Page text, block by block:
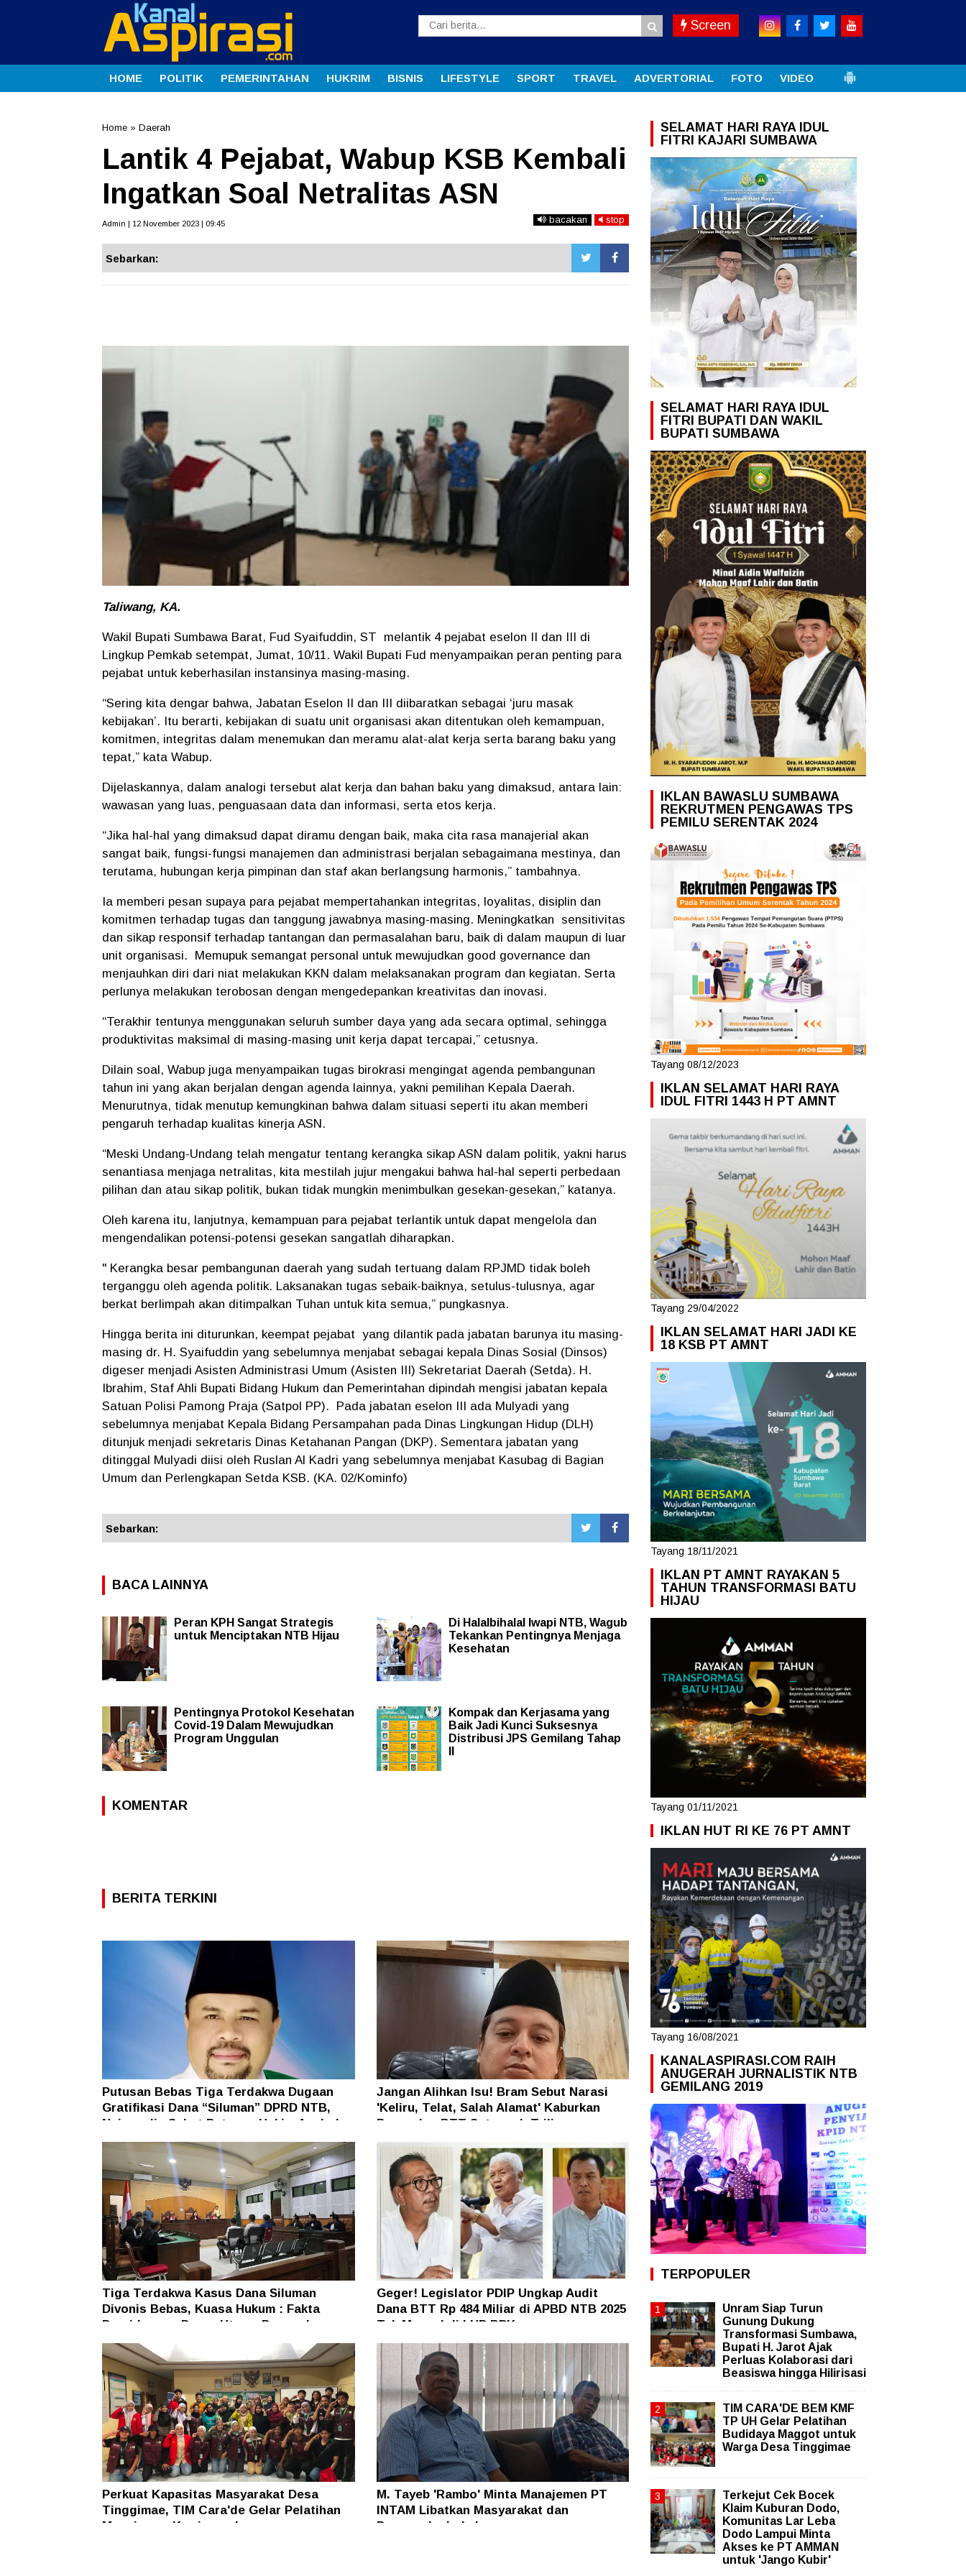
Screen
HOME POLITIK PEMERINTAHAN HUKRIM BISNIS LIFESTYLE SPORT TRAVEL ADVERTORIAL FOTO VIDEO
Home » Daerah
Lantik 4 Pejabat, Wabup KSB Kembali
Ingatkan Soal Netralitas ASN
Admin | 12 November 2023 | 09:45 bacakan stop
Sebarkan:
Taliwang, KA.
Wakil Bupati Sumbawa Barat, Fud Syaifuddin, ST melantik 4 pejabat eselon II dan III di
Lingkup Pemkab setempat, Jumat, 10/11. Wakil Bupati Fud menyampaikan peran penting para
pejabat untuk keberhasilan instansinya masing-masing.
“Sering kita dengar bahwa, Jabatan Eselon II dan III diibaratkan sebagai ‘juru masak
kebijakan’. Itu berarti, kebijakan di suatu unit organisasi akan ditentukan oleh kemampuan,
komitmen, integritas dalam menemukan dan meramu alat-alat kerja serta barang baku yang
tepat,” kata Wabup.
Dijelaskannya, dalam analogi tersebut alat kerja dan bahan baku yang dimaksud, antara lain:
wawasan yang luas, penguasaan data dan informasi, serta etos kerja.
“Jika hal-hal yang dimaksud dapat diramu dengan baik, maka cita rasa manajerial akan
sangat baik, fungsi-fungsi manajemen dan administrasi berjalan sebagaimana mestinya, dan
terutama, hubungan kerja pimpinan dan staf akan berlangsung harmonis,” tambahnya.
Ia memberi pesan supaya para pejabat mempertahankan integritas, loyalitas, disiplin dan
komitmen terhadap tugas dan tanggung jawabnya masing-masing. Meningkatkan sensitivitas
dan sikap responsif terhadap tantangan dan permasalahan baru, baik di dalam maupun di luar
unit organisasi. Memupuk semangat personal untuk mewujudkan good governance dan
menjauhkan diri dari niat melakukan KKN dalam melaksanakan program dan kegiatan. Serta
perlunya melakukan terobosan dengan mengedepankan kreativitas dan inovasi.
“Terakhir tentunya menggunakan seluruh sumber daya yang ada secara optimal, sehingga
produktivitas maksimal di masing-masing unit kerja dapat tercapai,” cetusnya.
Dilain soal, Wabup juga menyampaikan tugas birokrasi mengingat agenda pembangunan
tahun ini yang akan berjalan dengan agenda lainnya, yakni pemilihan Kepala Daerah.
Menurutnya, tidak menutup kemungkinan bahwa dalam situasi seperti itu akan memberi
pengaruh terhadap kualitas kinerja ASN.
“Meski Undang-Undang telah mengatur tentang kerangka sikap ASN dalam politik, yakni harus
senantiasa menjaga netralitas, kita mestilah jujur mengakui bahwa hal-hal seperti perbedaan
pilihan dan atau sikap politik, bukan tidak mungkin menimbulkan gesekan-gesekan,” katanya.
Oleh karena itu, lanjutnya, kemampuan para pejabat terlantik untuk dapat mengelola dan
mengendalikan potensi-potensi gesekan sangatlah diharapkan.
" Kerangka besar pembangunan daerah yang sudah tertuang dalam RPJMD tidak boleh
terganggu oleh agenda politik. Laksanakan tugas sebaik-baiknya, setulus-tulusnya, agar
berkat berlimpah akan ditimpalkan Tuhan untuk kita semua,” pungkasnya.
Hingga berita ini diturunkan, keempat pejabat yang dilantik pada jabatan barunya itu masing-
masing dr. H. Syaifuddin yang sebelumnya menjabat sebagai kepala Dinas Sosial (Dinsos)
digeser menjadi Asisten Administrasi Umum (Asisten III) Sekretariat Daerah (Setda). H.
Ibrahim, Staf Ahli Bupati Bidang Hukum dan Pemerintahan dipindah mengisi jabatan kepala
Satuan Polisi Pamong Praja (Satpol PP). Pada jabatan eselon III ada Mulyadi yang
sebelumnya menjabat Kepala Bidang Persampahan pada Dinas Lingkungan Hidup (DLH)
ditunjuk menjadi sekretaris Dinas Ketahanan Pangan (DKP). Sementara jabatan yang
ditinggal Mulyadi diisi oleh Ruslan Al Kadri yang sebelumnya menjabat Kasubag di Bagian
Umum dan Perlengkapan Setda KSB. (KA. 02/Kominfo)
Sebarkan:
BACA LAINNYA
Peran KPH Sangat Strategis
untuk Menciptakan NTB Hijau
Di Halalbihalal Iwapi NTB, Wagub
Tekankan Pentingnya Menjaga
Kesehatan
Pentingnya Protokol Kesehatan
Covid-19 Dalam Mewujudkan
Program Unggulan
Kompak dan Kerjasama yang
Baik Jadi Kunci Suksesnya
Distribusi JPS Gemilang Tahap
KOMENTAR
BERITA TERKINI
Putusan Bebas Tiga Terdakwa Dugaan
Gratifikasi Dana “Siluman” DPRD NTB,
Najamudin Sebut Putusan Hakim Aneh dan
Ganjil
Jangan Alihkan Isu! Bram Sebut Narasi
'Keliru, Telat, Salah Alamat' Kaburkan
Persoalan BTT Setengah Triliun
Tiga Terdakwa Kasus Dana Siluman
Divonis Bebas, Kuasa Hukum : Fakta
Persidangan Dasar Utama Penegakan
Hukum
Geger! Legislator PDIP Ungkap Audit
Dana BTT Rp 484 Miliar di APBD NTB 2025
Tak Muncul di LHP BPK
Perkuat Kapasitas Masyarakat Desa
Tinggimae, TIM Cara'de Gelar Pelatihan
Manajemen Kewirausahaan
M. Tayeb 'Rambo' Minta Manajemen PT
INTAM Libatkan Masyarakat dan
Pengusaha Lokal
SELAMAT HARI RAYA IDUL
FITRI KAJARI SUMBAWA
SELAMAT HARI RAYA IDUL
FITRI BUPATI DAN WAKIL
BUPATI SUMBAWA
IKLAN BAWASLU SUMBAWA
REKRUTMEN PENGAWAS TPS
PEMILU SERENTAK 2024
Tayang 08/12/2023
IKLAN SELAMAT HARI RAYA
IDUL FITRI 1443 H PT AMNT
Tayang 29/04/2022
IKLAN SELAMAT HARI JADI KE
18 KSB PT AMNT
Tayang 18/11/2021
IKLAN PT AMNT RAYAKAN 5
TAHUN TRANSFORMASI BATU
HIJAU
Tayang 01/11/2021
IKLAN HUT RI KE 76 PT AMNT
Tayang 16/08/2021
KANALASPIRASI.COM RAIH
ANUGERAH JURNALISTIK NTB
GEMILANG 2019
TERPOPULER
Unram Siap Turun
Gunung Dukung
Transformasi Sumbawa,
Bupati H. Jarot Ajak
Perluas Kolaborasi dari
Beasiswa hingga Hilirisasi
TIM CARA'DE BEM KMF
TP UH Gelar Pelatihan
Budidaya Maggot untuk
Warga Desa Tinggimae
Terkejut Cek Bocek
Klaim Kuburan Dodo,
Komunitas Lar Leba
Dodo Lampui Minta
Akses ke PT AMMAN
untuk 'Jango Kubir'